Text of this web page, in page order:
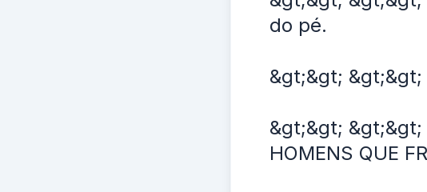
do pé.
&gt;&gt; &gt;&gt;
&gt;&gt; &gt;&gt;
HOMENS QUE